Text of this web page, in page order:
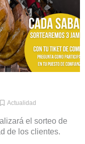
Actualidad
el sorteo de
de los clientes.